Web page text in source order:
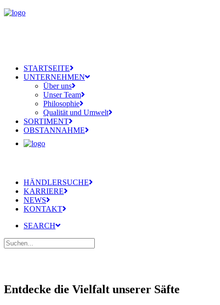
STARTSEITE
UNTERNEHMEN
Über uns
Unser Team
Philosophie
Qualität und Umwelt
SORTIMENT
OBSTANNAHME
HÄNDLERSUCHE
KARRIERE
NEWS
KONTAKT
SEARCH
Entdecke die Vielfalt unserer Säfte